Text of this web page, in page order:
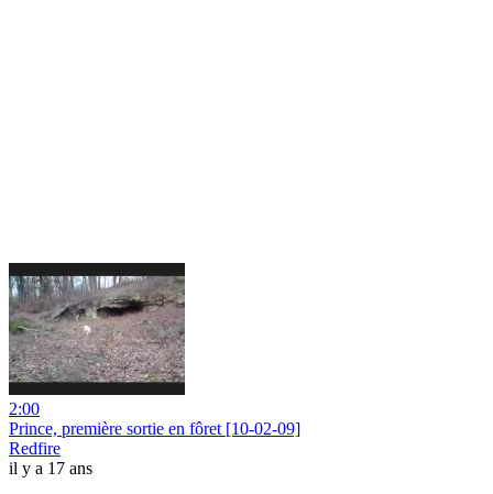
2:00
Prince, première sortie en fôret [10-02-09]
Redfire
il y a 17 ans